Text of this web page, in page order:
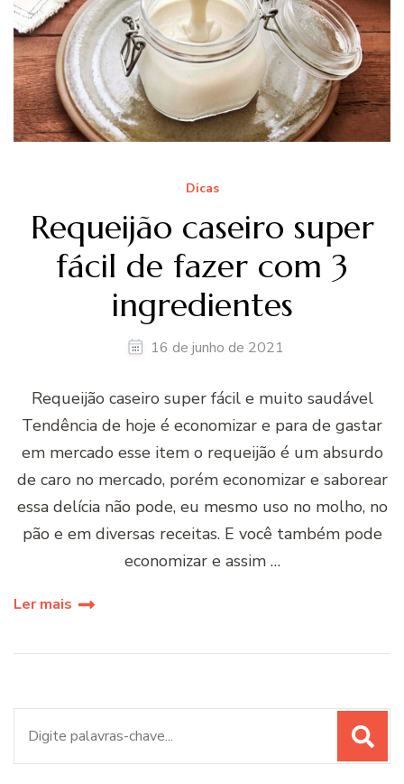
Dicas
Requeijão caseiro super
fácil de fazer com 3
ingredientes
16 de junho de 2021
Requeijão caseiro super fácil e muito saudável
Tendência de hoje é economizar e para de gastar
em mercado esse item o requeijão é um absurdo
de caro no mercado, porém economizar e saborear
essa delícia não pode, eu mesmo uso no molho, no
pão e em diversas receitas. E você também pode
economizar e assim …
Ler mais